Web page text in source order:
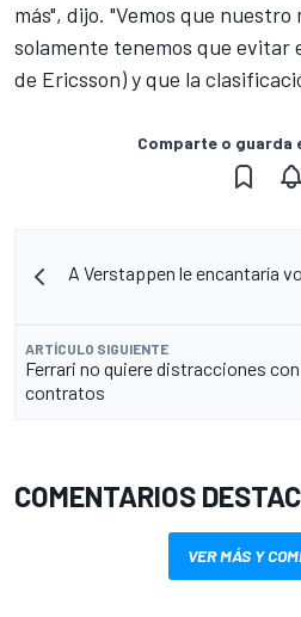
más", dijo. "Vemos que
solamente tenemos que evitar
de Ericsson) y que la
Comparte o guarda
A Verstappen le encantaría
ARTÍCULO SIGUIENTE
Ferrari no quiere distracciones
contratos
COMENTARIOS
VER MÁS Y